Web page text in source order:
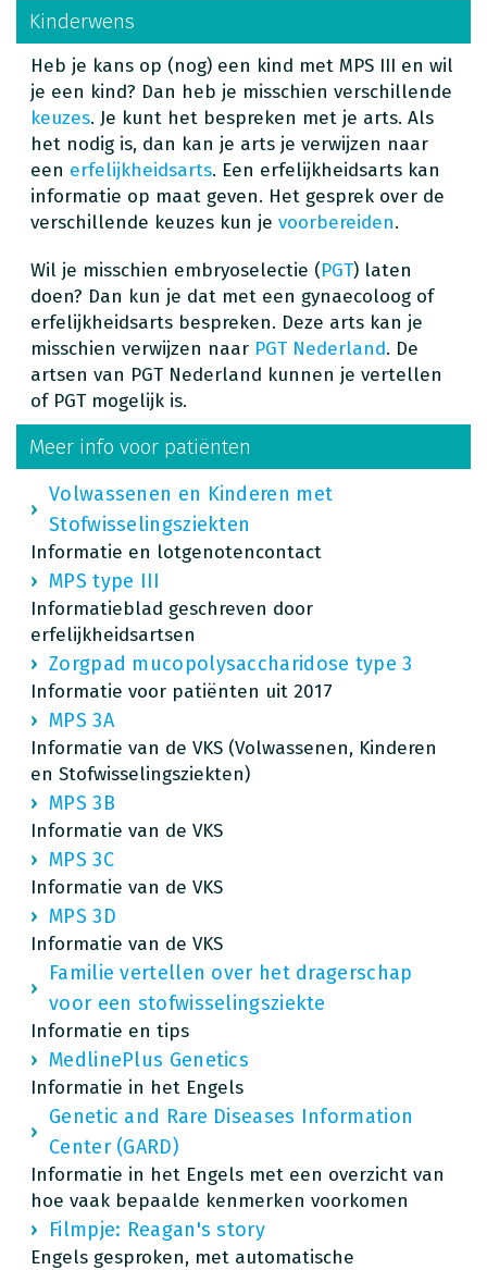
Kinderwens
Heb je kans op (nog) een kind met MPS III en wil
je een kind? Dan heb je misschien verschillende
keuzes. Je kunt het bespreken met je arts. Als
het nodig is, dan kan je arts je verwijzen naar
een erfelijkheidsarts. Een erfelijkheidsarts kan
informatie op maat geven. Het gesprek over de
verschillende keuzes kun je voorbereiden.
Wil je misschien embryoselectie (PGT) laten
doen? Dan kun je dat met een gynaecoloog of
erfelijkheidsarts bespreken. Deze arts kan je
misschien verwijzen naar PGT Nederland. De
artsen van PGT Nederland kunnen je vertellen
of PGT mogelijk is.
Meer info voor patiënten
Volwassenen en Kinderen met
Stofwisselingsziekten
Informatie en lotgenotencontact
MPS type III
Informatieblad geschreven door
erfelijkheidsartsen
Zorgpad mucopolysaccharidose type 3
Informatie voor patiënten uit 2017
MPS 3A
Informatie van de VKS (Volwassenen, Kinderen
en Stofwisselingsziekten)
MPS 3B
Informatie van de VKS
MPS 3C
Informatie van de VKS
MPS 3D
Informatie van de VKS
Familie vertellen over het dragerschap
voor een stofwisselingsziekte
Informatie en tips
MedlinePlus Genetics
Informatie in het Engels
Genetic and Rare Diseases Information
Center (GARD)
Informatie in het Engels met een overzicht van
hoe vaak bepaalde kenmerken voorkomen
Filmpje: Reagan's story
Engels gesproken, met automatische